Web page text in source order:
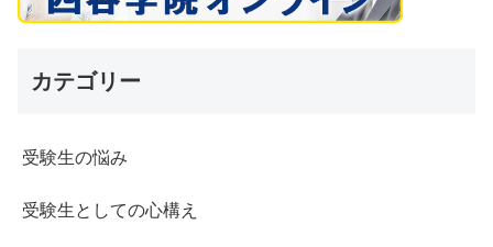
カテゴリー
受験生の悩み
受験生としての心構え